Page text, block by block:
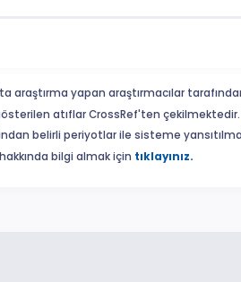
araştırma yapan araştırmacılar
atıflar CrossRef'ten
belirli periyotlar ile sisteme
bilgi almak için tıklayınız.